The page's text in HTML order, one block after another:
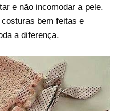
e não incomodar a pele.
bem feitas e
a diferença.